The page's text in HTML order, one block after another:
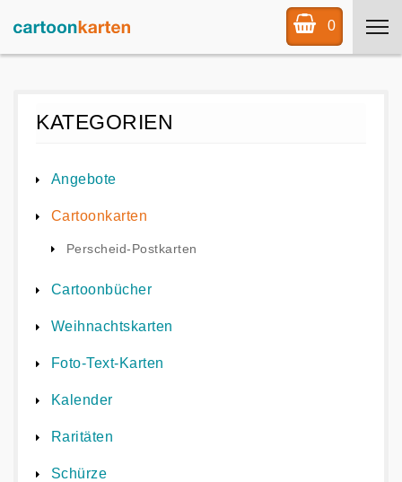
0
KATEGORIEN
Angebote
Cartoonkarten
Perscheid-Postkarten
Cartoonbücher
Weihnachtskarten
Foto-Text-Karten
Kalender
Raritäten
Schürze